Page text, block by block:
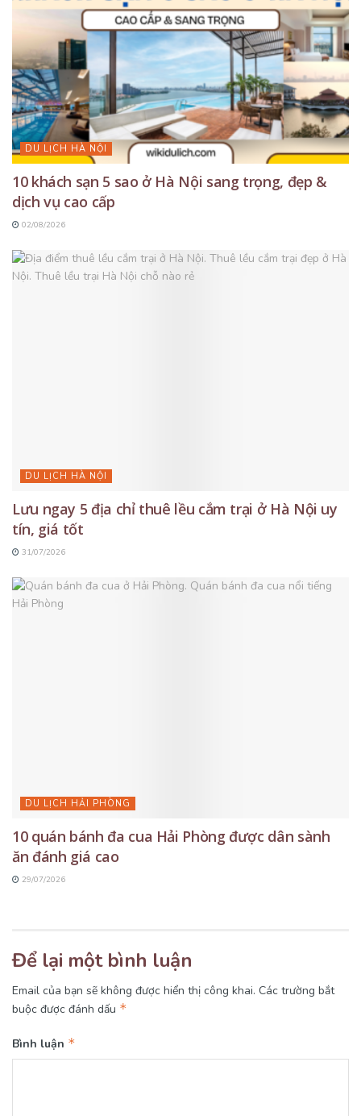
DU LỊCH HÀ NỘI
10 khách sạn 5 sao ở Hà Nội sang trọng, đẹp &
dịch vụ cao cấp
02/08/2026
DU LỊCH HÀ NỘI
Lưu ngay 5 địa chỉ thuê lều cắm trại ở Hà Nội uy
tín, giá tốt
31/07/2026
DU LỊCH HẢI PHÒNG
10 quán bánh đa cua Hải Phòng được dân sành
ăn đánh giá cao
29/07/2026
Để lại một bình luận
Email của bạn sẽ không được hiển thị công khai. Các trường bắt
buộc được đánh dấu *
Bình luận *